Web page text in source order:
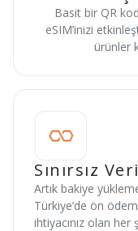
Basit bir QR
eSIM’inizi
ürünler
Sınırsız
Artık bakiye
Türkiye’de ön
ihtiyacınız olan her